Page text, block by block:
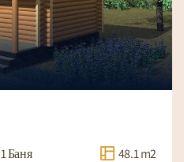
1 Баня 48.1 m2